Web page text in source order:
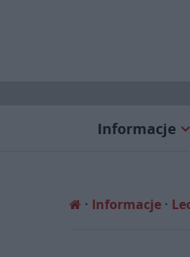
Informacje
Informacje